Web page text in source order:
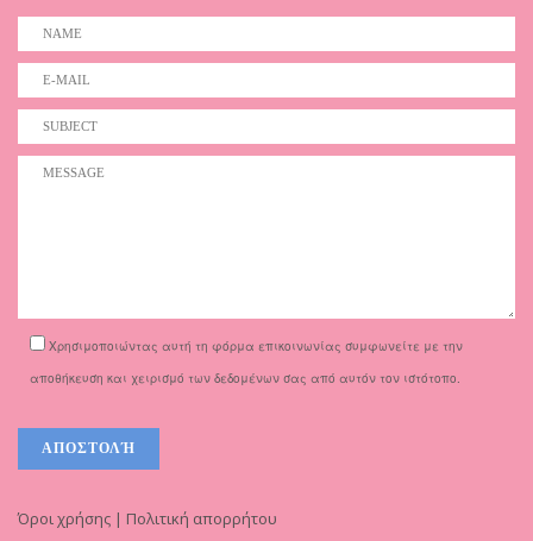
Χρησιμοποιώντας αυτή τη φόρμα επικοινωνίας συμφωνείτε με την
αποθήκευση και χειρισμό των δεδομένων σας από αυτόν τον ιστότοπο.
Όροι χρήσης | Πολιτική απορρήτου